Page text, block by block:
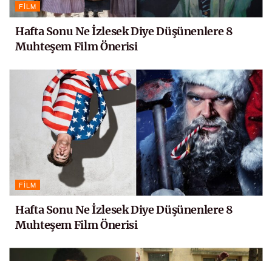
FILM
Hafta Sonu Ne İzlesek Diye Düşünenlere 8
Muhteşem Film Önerisi
FILM
Hafta Sonu Ne İzlesek Diye Düşünenlere 8
Muhteşem Film Önerisi